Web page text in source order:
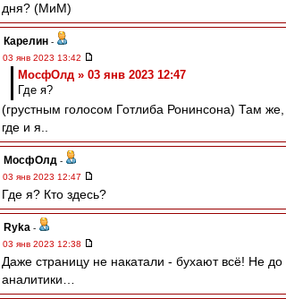
дня? (МиМ)
Карелин -
03 янв 2023 13:42
МосфОлд » 03 янв 2023 12:47
Где я?
(грустным голосом Готлиба Ронинсона) Там же,
где и я..
МосфОлд -
03 янв 2023 12:47
Где я? Кто здесь?
Ryka -
03 янв 2023 12:38
Даже страницу не накатали - бухают всё! Не до
аналитики…